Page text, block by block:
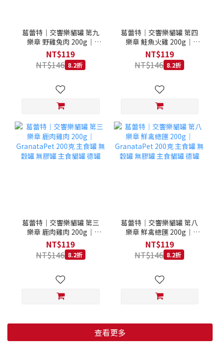
葛蕾特｜交響樂貓罐 第九
樂章 野雞兔肉 200g｜
GranataPet 200克 主食罐
無穀罐 無膠罐 主食貓罐 德
罐
NT$119
NT$146 8.2折
葛蕾特｜交響樂貓罐 第四
樂章 鮭魚火雞 200g｜
GranataPet 200克 主食罐
無穀罐 無膠罐 主食貓罐 德
罐
NT$119
NT$146 8.2折
葛蕾特｜交響樂貓罐 第三
樂章 鹿肉雞肉 200g｜
GranataPet 200克 主食罐
無穀罐 無膠罐 主食貓罐 德
罐
NT$119
NT$146 8.2折
葛蕾特｜交響樂貓罐 第八
樂章 鮮禽總匯 200g｜
GranataPet 200克 主食罐
無穀罐 無膠罐 主食貓罐 德
罐
NT$119
NT$146 8.2折
查看更多